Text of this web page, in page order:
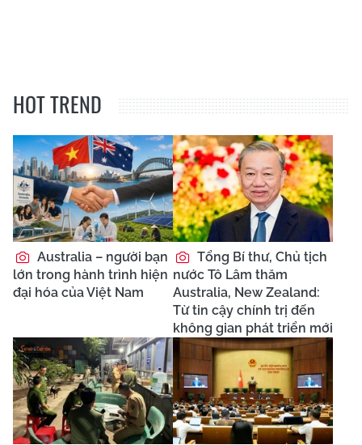
HOT TREND
Australia – người bạn
lớn trong hành trình hiện
đại hóa của Việt Nam
Tổng Bí thư, Chủ tịch
nước Tô Lâm thăm
Australia, New Zealand:
Từ tin cậy chính trị đến
không gian phát triển mới